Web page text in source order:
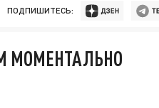
ПОДПИШИТЕСЬ:
МОМЕНТАЛЬНО